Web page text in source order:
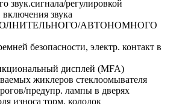
звук.сигнала/регулировкой
включения звука
АВТОНОМНОГО
безопасности, электр. контакт в
дисплей (MFA)
жиклеров стеклоомывателя
предупр. лампы в дверях
износа торм. колодок